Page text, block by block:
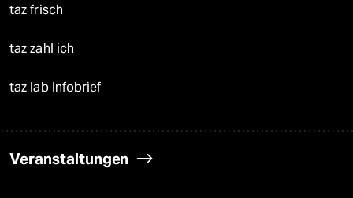
taz frisch
taz zahl ich
taz lab Infobrief
Veranstaltungen